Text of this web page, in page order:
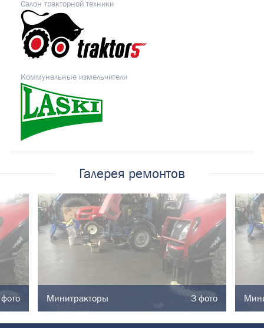
Салон тракторной техники
Коммунальные измельчители
Галерея ремонтов
Минитракторы 3 фото